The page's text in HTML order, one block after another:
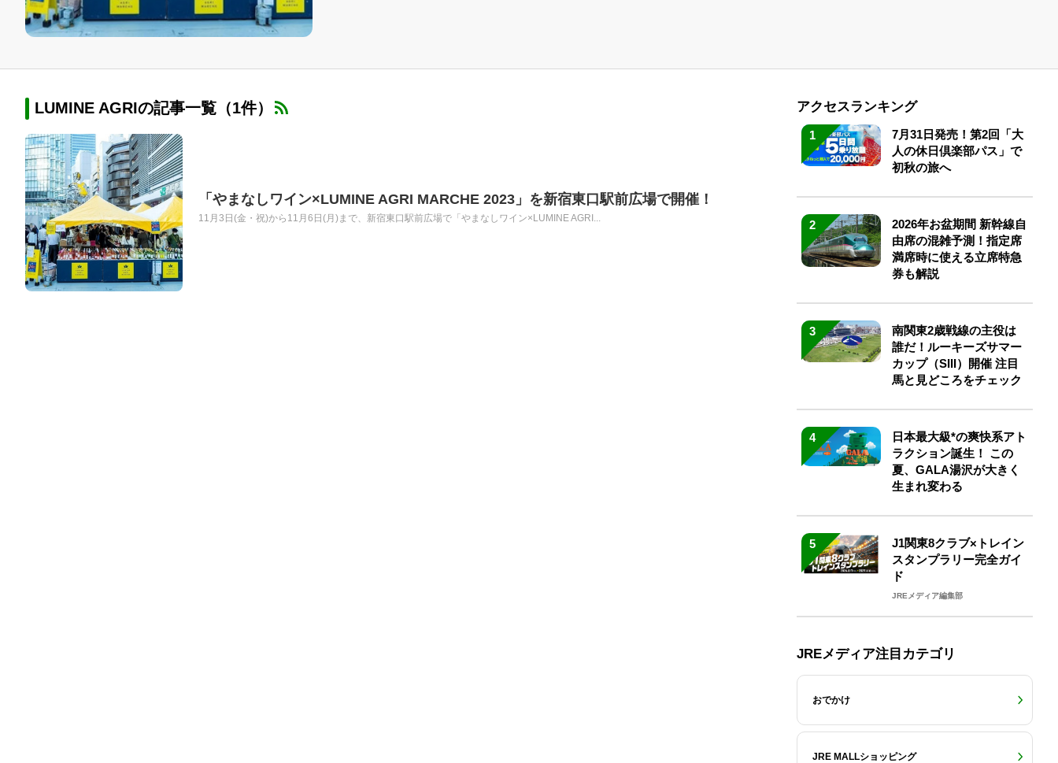
LUMINE AGRIの記事一覧（1件）
「やまなしワイン×LUMINE AGRI MARCHE 2023」を新宿東口駅前広場で開催！
11月3日(金・祝)から11月6日(月)まで、新宿東口駅前広場で「やまなしワイン×LUMINE AGRI...
アクセスランキング
1
7月31日発売！第2回「大
人の休日倶楽部パス」で
初秋の旅へ
2
2026年お盆期間 新幹線自
由席の混雑予測！指定席
満席時に使える立席特急
券も解説
3
南関東2歳戦線の主役は
誰だ！ルーキーズサマー
カップ（SIII）開催 注目
馬と見どころをチェック
4
日本最大級*の爽快系アト
ラクション誕生！ この
夏、GALA湯沢が大きく
生まれ変わる
5
J1関東8クラブ×トレイン
スタンプラリー完全ガイ
ド
JREメディア編集部
JREメディア注目カテゴリ
おでかけ
JRE MALLショッピング